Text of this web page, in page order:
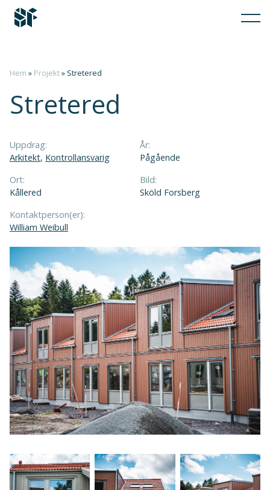
Hem » Projekt» Stretered
Stretered
Uppdrag:
Arkitekt, Kontrollansvarig
År:
Pågående
Ort:
Kållered
Bild:
Sköld Forsberg
Kontaktperson(er):
William Weibull